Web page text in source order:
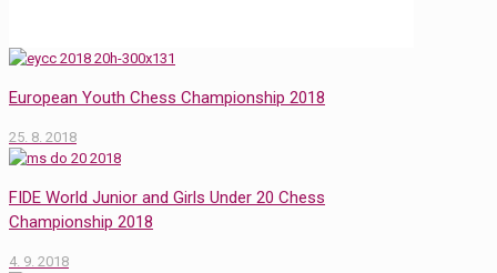
European Youth Chess Championship 2018
25. 8. 2018
FIDE World Junior and Girls Under 20 Chess
Championship 2018
4. 9. 2018